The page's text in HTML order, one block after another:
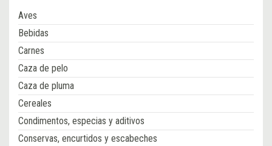
Aves
Bebidas
Carnes
Caza de pelo
Caza de pluma
Cereales
Condimentos, especias y aditivos
Conservas, encurtidos y escabeches